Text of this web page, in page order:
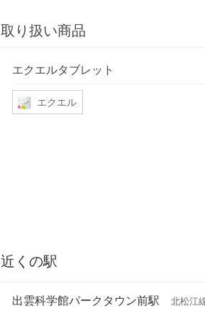
取り扱い商品
エクエルタブレット
エクエル
近くの駅
出雲科学館パークタウン前駅 北松江